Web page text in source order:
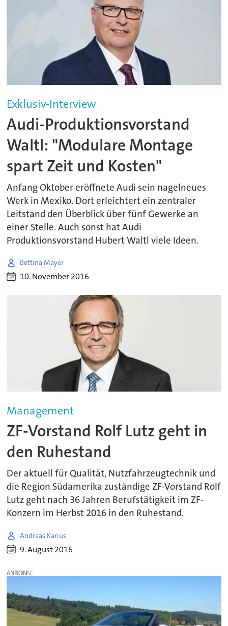
Exklusiv-Interview
Audi-Produktionsvorstand
Waltl: "Modulare Montage
spart Zeit und Kosten"
Anfang Oktober eröffnete Audi sein nagelneues
Werk in Mexiko. Dort erleichtert ein zentraler
Leitstand den Überblick über fünf Gewerke an
einer Stelle. Auch sonst hat Audi
Produktionsvorstand Hubert Waltl viele Ideen.
Bettina Mayer
10. November 2016
Management
ZF-Vorstand Rolf Lutz geht in
den Ruhestand
Der aktuell für Qualität, Nutzfahrzeugtechnik und
die Region Südamerika zuständige ZF-Vorstand Rolf
Lutz geht nach 36 Jahren Berufstätigkeit im ZF-
Konzern im Herbst 2016 in den Ruhestand.
Andreas Karius
9. August 2016
ANZEIGE